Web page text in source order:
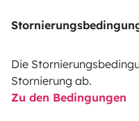
Die
Stornierung ab.
Zu den Bedingungen